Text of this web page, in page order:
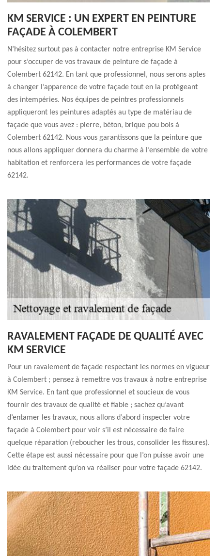
KM SERVICE : UN EXPERT EN PEINTURE
FAÇADE À COLEMBERT
N’hésitez surtout pas à contacter notre entreprise KM Service
pour s’occuper de vos travaux de peinture de façade à
Colembert 62142. En tant que professionnel, nous serons aptes
à changer l’apparence de votre façade tout en la protégeant
des intempéries. Nos équipes de peintres professionnels
appliqueront les peintures adaptés au type de matériau de
façade que vous avez : pierre, béton, brique pou bois à
Colembert 62142. Nous vous garantissons que la peinture que
nous allons appliquer donnera du charme à l’ensemble de votre
habitation et renforcera les performances de votre façade
62142.
RAVALEMENT FAÇADE DE QUALITÉ AVEC
KM SERVICE
Pour un ravalement de façade respectant les normes en vigueur
à Colembert ; pensez à remettre vos travaux à notre entreprise
KM Service. En tant que professionnel et soucieux de vous
fournir des travaux de qualité et fiable ; sachez qu’avant
d’entamer les travaux, nous allons d’abord inspecter votre
façade à Colembert pour voir s’il est nécessaire de faire
quelque réparation (reboucher les trous, consolider les fissures).
Cette étape est aussi nécessaire pour que l’on puisse avoir une
idée du traitement qu’on va réaliser pour votre façade 62142.